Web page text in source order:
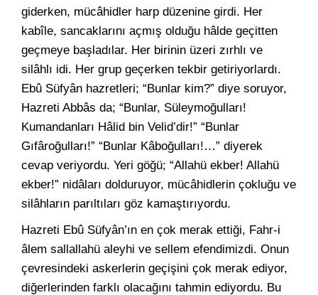
giderken, mücâhidler harp düzenine girdi. Her
kabîle, sancaklarını açmış olduğu hâlde geçitten
geçmeye başladılar. Her birinin üzeri zırhlı ve
silâhlı idi. Her grup geçerken tekbir getiriyorlardı.
Ebû Süfyân hazretleri; “Bunlar kim?” diye soruyor,
Hazreti Abbâs da; “Bunlar, Süleymoğulları!
Kumandanları Hâlid bin Velid’dir!” “Bunlar
Gıfâroğulları!” “Bunlar Kâboğulları!…” diyerek
cevap veriyordu. Yeri göğü; “Allahü ekber! Allahü
ekber!” nidâları dolduruyor, mücâhidlerin çokluğu ve
silâhların parıltıları göz kamaştırıyordu.
Hazreti Ebû Süfyân’ın en çok merak ettiği, Fahr-i
âlem sallallahü aleyhi ve sellem efendimizdi. Onun
çevresindeki askerlerin geçişini çok merak ediyor,
diğerlerinden farklı olacağını tahmin ediyordu. Bu